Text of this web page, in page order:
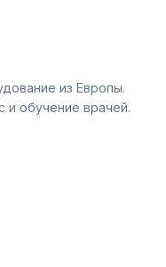
из Европы.
и обучение врачей.